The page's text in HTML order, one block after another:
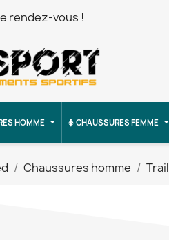
rendez-vous !
HOMME CHAUSSURES FEMME
Chaussures homme Trail